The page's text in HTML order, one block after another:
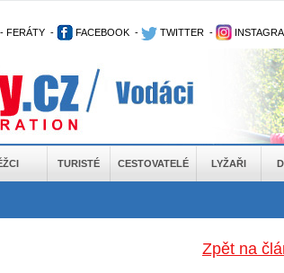
- FERÁTY - FACEBOOK - TWITTER -
TURISTÉ CESTOVATELÉ LYŽAŘI
Zpět na